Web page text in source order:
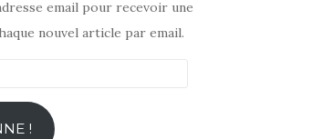
email pour recevoir une
nouvel article par email.
!